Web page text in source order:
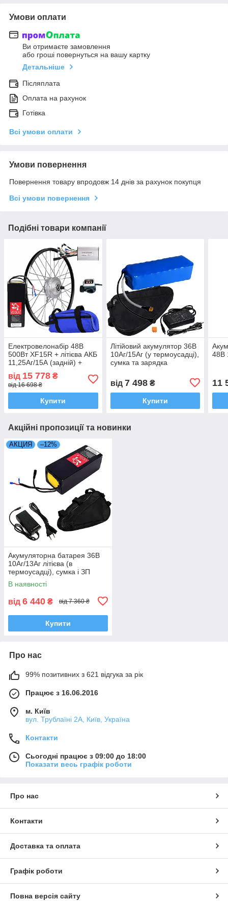
Умови оплати
Ви отримаєте замовлення
або гроші повернуться на вашу картку
Детальніше
Післяплата
Оплата на рахунок
Готівка
Всі умови оплати
Умови повернення
Повернення товару впродовж 14 днів за рахунок покупця
Всі умови повернення
Подібні товари компанії
Електровелонабір 48В
500Вт XF15R + літієва АКБ
11,25Аг/15А (задній) +
від 15 778 ₴
від 16 698 ₴
Купити
Літійовий акумулятор 36В
10Aг/15Аг (у термоусадці),
сумка та зарядка
від 7 498₴
Купити
48В
11
Акційні пропозиції та новинки
АКЦИЯ –12%
Акумуляторна батарея 36В
10Аг/13Aг літієва (в
термоусадці), сумка і ЗП
В наявності
від 6 440 ₴ від 7 360 ₴
Купити
Про нас
99% позитивних з 621 відгука за рік
Працює з 16.06.2016
м. Київ
вул. Трублаїні 2А, Київ, Україна
Контакти
Сьогодні працює з 09:00 до 18:00
Показати весь графік роботи
Про нас
Контакти
Доставка та оплата
Графік роботи
Повна версія сайту